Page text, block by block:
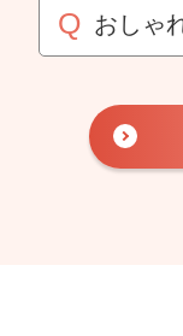
などに
は、発
詳しく
おしゃ
バリエ
みのお